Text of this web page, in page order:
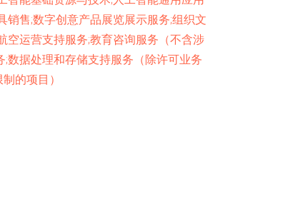
销售;数字创意产品展览展示服务;组织文
空运营支持服务;教育咨询服务（不含涉
数据处理和存储支持服务（除许可业务
的项目）